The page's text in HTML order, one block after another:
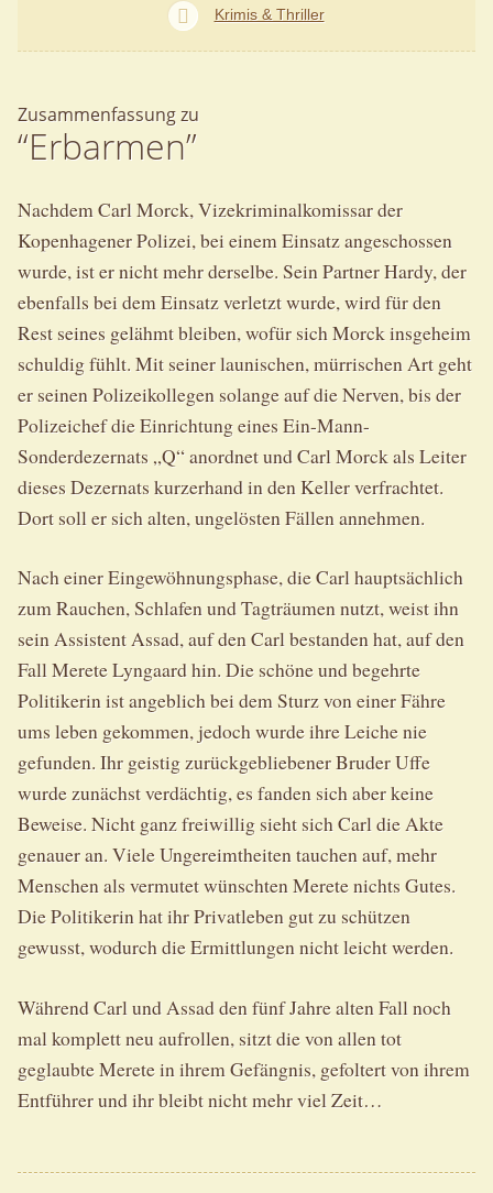
Krimis & Thriller
Zusammenfassung zu
“Erbarmen”
Nachdem Carl Morck, Vizekriminalkomissar der
Kopenhagener Polizei, bei einem Einsatz angeschossen
wurde, ist er nicht mehr derselbe. Sein Partner Hardy, der
ebenfalls bei dem Einsatz verletzt wurde, wird für den
Rest seines gelähmt bleiben, wofür sich Morck insgeheim
schuldig fühlt. Mit seiner launischen, mürrischen Art geht
er seinen Polizeikollegen solange auf die Nerven, bis der
Polizeichef die Einrichtung eines Ein-Mann-
Sonderdezernats „Q“ anordnet und Carl Morck als Leiter
dieses Dezernats kurzerhand in den Keller verfrachtet.
Dort soll er sich alten, ungelösten Fällen annehmen.
Nach einer Eingewöhnungsphase, die Carl hauptsächlich
zum Rauchen, Schlafen und Tagträumen nutzt, weist ihn
sein Assistent Assad, auf den Carl bestanden hat, auf den
Fall Merete Lyngaard hin. Die schöne und begehrte
Politikerin ist angeblich bei dem Sturz von einer Fähre
ums leben gekommen, jedoch wurde ihre Leiche nie
gefunden. Ihr geistig zurückgebliebener Bruder Uffe
wurde zunächst verdächtig, es fanden sich aber keine
Beweise. Nicht ganz freiwillig sieht sich Carl die Akte
genauer an. Viele Ungereimtheiten tauchen auf, mehr
Menschen als vermutet wünschten Merete nichts Gutes.
Die Politikerin hat ihr Privatleben gut zu schützen
gewusst, wodurch die Ermittlungen nicht leicht werden.
Während Carl und Assad den fünf Jahre alten Fall noch
mal komplett neu aufrollen, sitzt die von allen tot
geglaubte Merete in ihrem Gefängnis, gefoltert von ihrem
Entführer und ihr bleibt nicht mehr viel Zeit…